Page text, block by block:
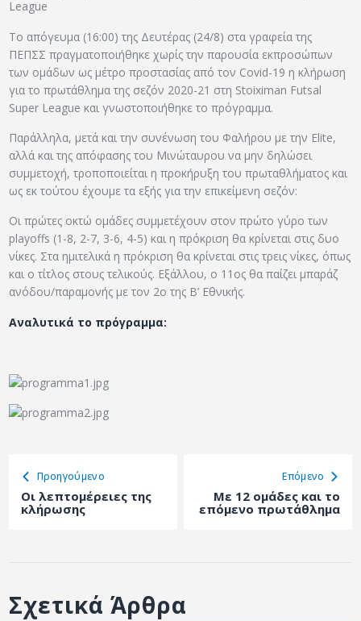
League
Το απόγευμα (16:00) της Δευτέρας (24/8) στα γραφεία της
ΠΕΠΣΣ πραγματοποιήθηκε χωρίς την παρουσία εκπροσώπων
των ομάδων ως μέτρο προστασίας από τον Covid-19 η κλήρωση
για το πρωτάθλημα της σεζόν 2020-21 στη Stoiximan Futsal
Super League και γνωστοποιήθηκε το πρόγραμμα.
Παράλληλα, μετά και την συνένωση του Φαλήρου με την Elite,
αλλά και της απόφασης του Μινώταυρου να μην δηλώσει
συμμετοχή, τροποποιείται η προκήρυξη του πρωταθλήματος και
ως εκ τούτου έχουμε τα εξής για την επικείμενη σεζόν:
Οι πρώτες οκτώ ομάδες συμμετέχουν στον πρώτο γύρο των
playoffs (1-8, 2-7, 3-6, 4-5) και η πρόκριση θα κρίνεται στις δυο
νίκες. Στα ημιτελικά η πρόκριση θα κρίνεται στις τρεις νίκες, όπως
και ο τίτλος στους τελικούς. Εξάλλου, ο 11ος θα παίζει μπαράζ
ανόδου/παραμονής με τον 2ο της Β’ Εθνικής.
Αναλυτικά το πρόγραμμα:
Προηγούμενο
Οι λεπτομέρειες της
κλήρωσης
Eπόμενο
Με 12 ομάδες και το
επόμενο πρωτάθλημα
Σχετικά Άρθρα